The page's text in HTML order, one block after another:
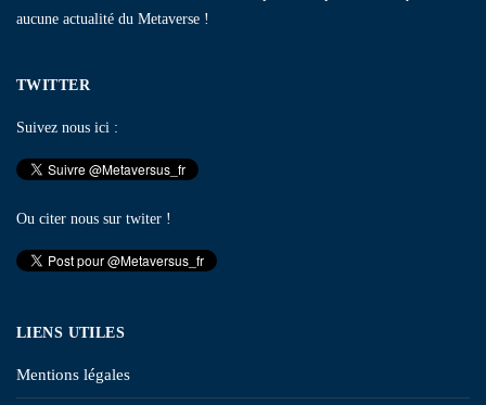
aucune actualité du Metaverse !
TWITTER
Suivez nous ici :
Ou citer nous sur twiter !
LIENS UTILES
Mentions légales